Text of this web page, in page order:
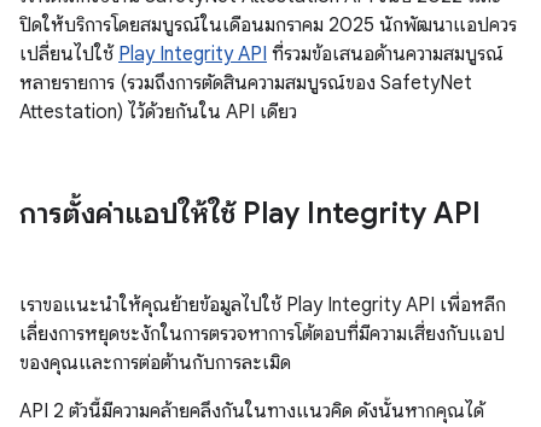
ปิดให้บริการโดยสมบูรณ์ในเดือนมกราคม 2025 นักพัฒนาแอปควร
เปลี่ยนไปใช้ Play Integrity API ที่รวมข้อเสนอด้านความสมบูรณ์
หลายรายการ (รวมถึงการตัดสินความสมบูรณ์ของ SafetyNet
Attestation) ไว้ด้วยกันใน API เดียว
การตั้งค่าแอปให้ใช้ Play Integrity API
เราขอแนะนำให้คุณย้ายข้อมูลไปใช้ Play Integrity API เพื่อหลีก
เลี่ยงการหยุดชะงักในการตรวจหาการโต้ตอบที่มีความเสี่ยงกับแอป
ของคุณและการต่อต้านกับการละเมิด
API 2 ตัวนี้มีความคล้ายคลึงกันในทางแนวคิด ดังนั้นหากคุณได้